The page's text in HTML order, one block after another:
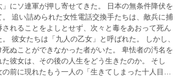
」にソ連軍が押し寄せてきた。 日本の無条件降伏を
。 追い詰められた女性電話交換手たちは、敵兵に捕
されることをよしとせず、次々と毒をあおって死ん
彼女たちは「九人の乙女」と呼ばれた。 しかし、
死ぬことができなかった者がいた。 卑怯者の汚名を
た彼女は、その後の人生をどう生きたのか。 そし
の前に現れたもう一人の「生きてしまった十人目」